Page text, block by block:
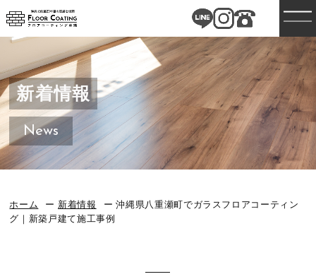
新着情報
News
ホーム 新着情報
沖縄県八重瀬町でガラスフロアコーティン
グ｜新築戸建て施工事例